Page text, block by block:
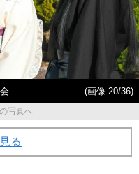
(画像 20/36)
写真へ
る